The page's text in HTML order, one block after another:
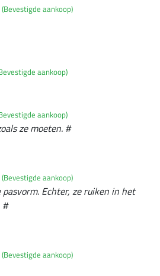
(Bevestigde aankoop)
aankoop)
aankoop)
ze moeten. #
(Bevestigde aankoop)
Echter, ze ruiken in het
#
(Bevestigde aankoop)